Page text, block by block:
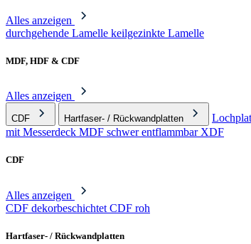
Alles anzeigen
durchgehende Lamelle keilgezinkte Lamelle
MDF, HDF & CDF
Alles anzeigen
CDF Hartfaser- / Rückwandplatten
mit Messerdeck MDF schwer entflammbar XDF
CDF
Alles anzeigen
CDF dekorbeschichtet CDF roh
Hartfaser- / Rückwandplatten